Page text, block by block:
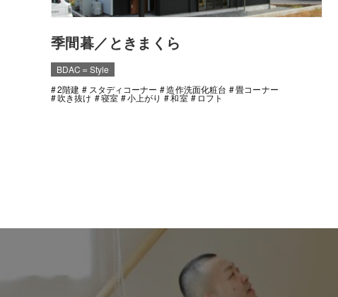
季間暮／ときまくら
BDAC＝Style
2階建
スタディコーナー 造作洗面化粧台 畳コーナー
吹き抜け 寝室 小上がり 和室 ロフト